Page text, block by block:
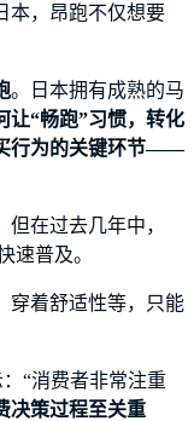
，昂跑不仅想要
。日本拥有成熟的马
让“畅跑”习惯，转化
行为的关键环节——
在过去几年中，
速普及。
穿着舒适性等，只能
：“消费者非常注重
决策过程至关重